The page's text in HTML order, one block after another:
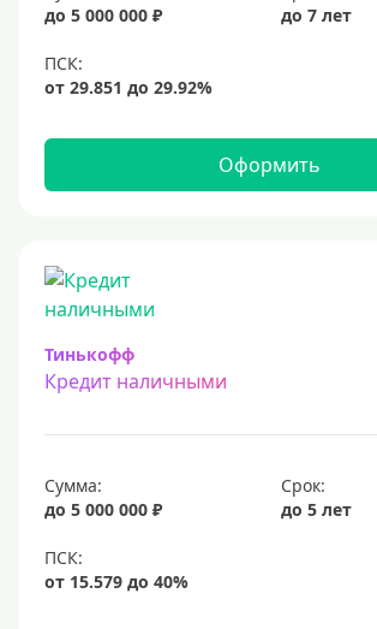
до 5 000 000 ₽
до 7 лет
Оформить
Тинькофф
Кредит наличными
Сумма:
до 5 000 000 ₽
Срок:
до 5 лет